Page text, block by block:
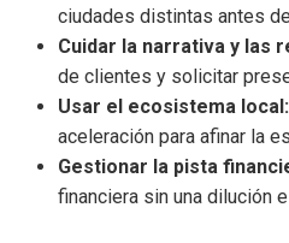
ciudades distintas antes
Cuidar la narrativa y las
de clientes y solicitar
Usar el ecosistema local:
aceleración para afinar la
Gestionar la pista
financiera sin una dilución